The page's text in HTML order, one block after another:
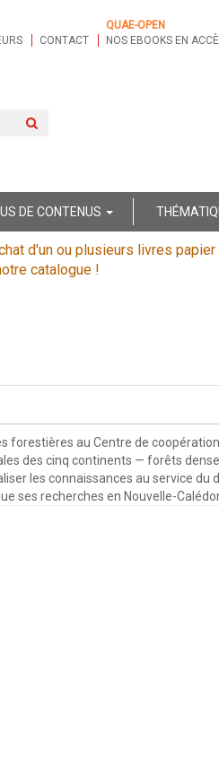
CONTACT
QUAE-OPEN
NOS EBOOKS EN
DE CONTENUS
d'un ou plusieurs livres
catalogue !
forestières au Centre de
des cinq continents — forêts
les connaissances au service du
ses recherches en Nouvelle-